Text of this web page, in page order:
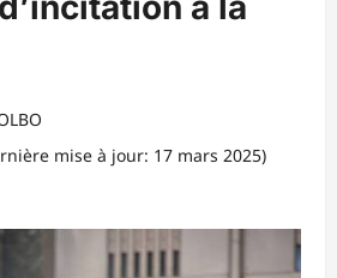
mise à jour: 17 mars 2025)